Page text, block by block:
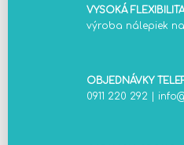
VYSOKÁ FLEXIBILITA
výroba nálepiek
OBJEDNÁVKY
0911 220 292